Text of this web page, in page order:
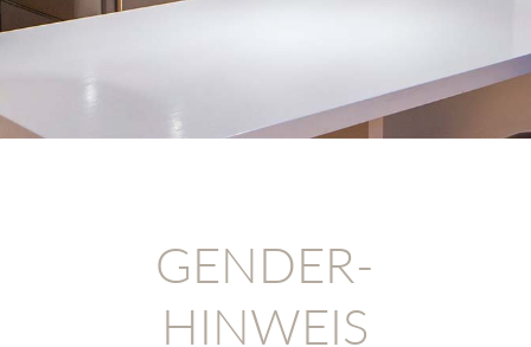
GENDER-
HINWEIS